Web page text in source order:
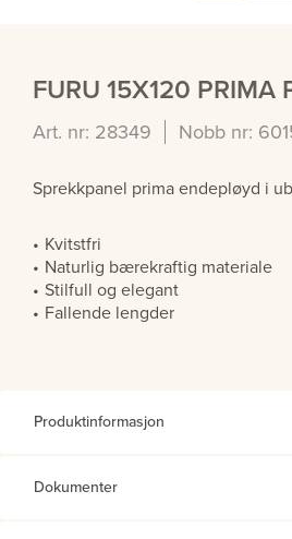
FURU 15X120 PRIMA
Art. nr: 28349 Nobb nr:
Sprekkpanel prima endepløyd i
Kvitstfri
Naturlig bærekraftig materiale
Stilfull og elegant
Fallende lengder
Produktinformasjon
Dokumenter